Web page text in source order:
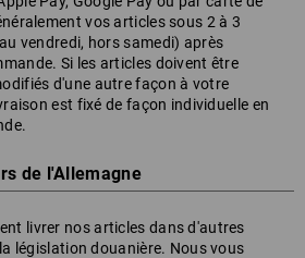
vos articles sous 2 à 3
vendredi, hors samedi) après
Si les articles doivent être
d'une autre façon à votre
est fixé de façon individuelle en
de l'Allemagne
livrer nos articles dans d'autres
législation douanière. Nous vous